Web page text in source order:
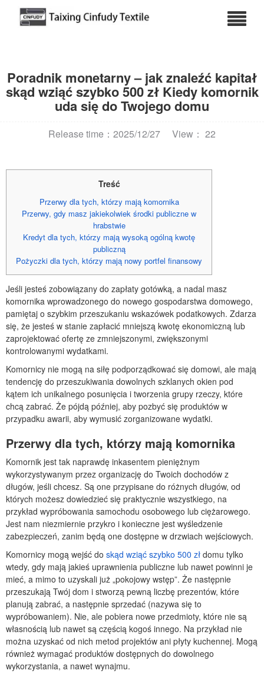
Poradnik monetarny – jak znaleźć kapitał
skąd wziąć szybko 500 zł Kiedy komornik
uda się do Twojego domu
Release time：2025/12/27 View： 22
Treść
Przerwy dla tych, którzy mają komornika
Przerwy, gdy masz jakiekolwiek środki publiczne w
hrabstwie
Kredyt dla tych, którzy mają wysoką ogólną kwotę
publiczną
Pożyczki dla tych, którzy mają nowy portfel finansowy
Jeśli jesteś zobowiązany do zapłaty gotówką, a nadal masz
komornika wprowadzonego do nowego gospodarstwa domowego,
pamiętaj o szybkim przeszukaniu wskazówek podatkowych. Zdarza
się, że jesteś w stanie zapłacić mniejszą kwotę ekonomiczną lub
zaprojektować ofertę ze zmniejszonymi, zwiększonymi
kontrolowanymi wydatkami.
Komornicy nie mogą na siłę podporządkować się domowi, ale mają
tendencję do przeszukiwania dowolnych szklanych okien pod
kątem ich unikalnego posunięcia i tworzenia grupy rzeczy, które
chcą zabrać. Że pójdą później, aby pozbyć się produktów w
przypadku awarii, aby wymusić zorganizowane wydatki.
Przerwy dla tych, którzy mają komornika
Komornik jest tak naprawdę inkasentem pieniężnym
wykorzystywanym przez organizację do Twoich dochodów z
długów, jeśli chcesz. Są one przypisane do różnych długów, od
których możesz dowiedzieć się praktycznie wszystkiego, na
przykład wypróbowania samochodu osobowego lub ciężarowego.
Jest nam niezmiernie przykro i konieczne jest wyśledzenie
zabezpieczeń, zanim będą one dostępne w drzwiach wejściowych.
Komornicy mogą wejść do skąd wziąć szybko 500 zł domu tylko
wtedy, gdy mają jakieś uprawnienia publiczne lub nawet powinni je
mieć, a mimo to uzyskali już „pokojowy wstęp”. Że następnie
przeszukają Twój dom i stworzą pewną liczbę prezentów, które
planują zabrać, a następnie sprzedać (nazywa się to
wypróbowaniem). Nie, ale pobiera nowe przedmioty, które nie są
własnością lub nawet są częścią kogoś innego. Na przykład nie
można uzyskać od nich metod projektów ani płyty kuchennej. Mogą
również wymagać produktów dostępnych do dowolnego
wykorzystania, a nawet wynajmu.